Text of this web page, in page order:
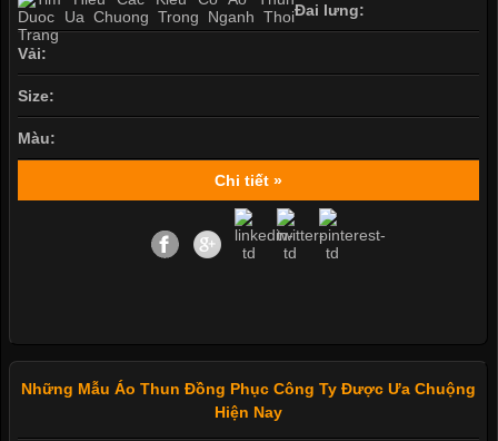
Đai lưng:
Vải:
Size:
Màu:
Chi tiết »
Những Mẫu Áo Thun Đồng Phục Công Ty Được Ưa Chuộng
Hiện Nay